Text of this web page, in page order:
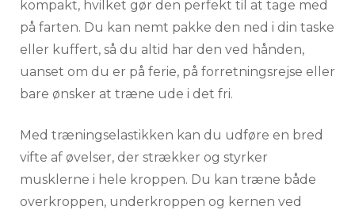
kompakt, hvilket gør den perfekt til at tage med
på farten. Du kan nemt pakke den ned i din taske
eller kuffert, så du altid har den ved hånden,
uanset om du er på ferie, på forretningsrejse eller
bare ønsker at træne ude i det fri.
Med træningselastikken kan du udføre en bred
vifte af øvelser, der strækker og styrker
musklerne i hele kroppen. Du kan træne både
overkroppen, underkroppen og kernen ved